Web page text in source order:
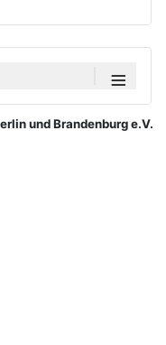
≡
und Brandenburg e.V.